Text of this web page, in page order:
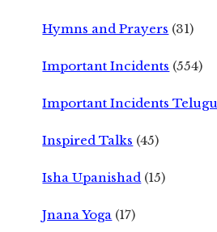
Hymns and Prayers (31)
Important Incidents (554)
Important Incidents Telugu
Inspired Talks (45)
Isha Upanishad (15)
Jnana Yoga (17)